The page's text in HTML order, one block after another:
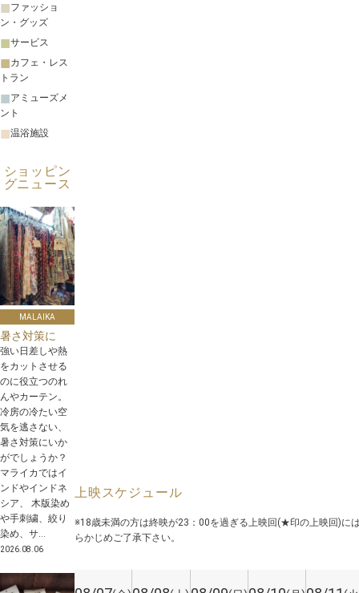
ファッショ
ン・グッズ
サービス
カフェ・レス
トラン
アミューズメ
ント
温浴施設
ショッピン
グニュース
MALAIKA
暑さ対策に
強い日差しや熱
をカットさせる
のに役立つのれ
んやカーテン。
冷房の冷たい空
気を逃さない、
暑さ対策にいか
がでしょうか？
マライカではイ
ンドやインドネ
シア、 木版染め
や手刺繍、絞り
染め、サ...
2026.08.06
上映スケジュール
※18歳未満の方は終映が23：00を過ぎる上映回(★印の上映回)に
らかじめご了承下さい。